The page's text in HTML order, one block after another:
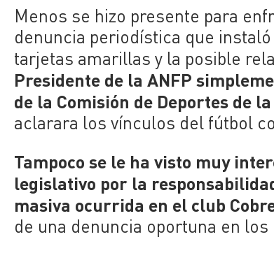
Menos se hizo presente para
denuncia periodística que
tarjetas amarillas y la posible
Presidente de la ANFP
de la Comisión de Deportes de
aclarara los vínculos del fútbol
Tampoco se le ha visto muy
legislativo por la
masiva ocurrida en el club
de una denuncia oportuna en